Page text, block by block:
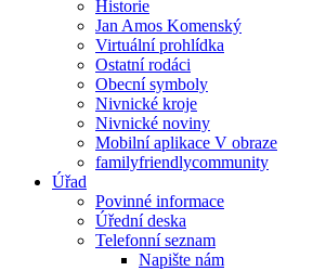
Historie
Jan Amos Komenský
Virtuální prohlídka
Ostatní rodáci
Obecní symboly
Nivnické kroje
Nivnické noviny
Mobilní aplikace V obraze
familyfriendlycommunity
Úřad
Povinné informace
Úřední deska
Telefonní seznam
Napište nám